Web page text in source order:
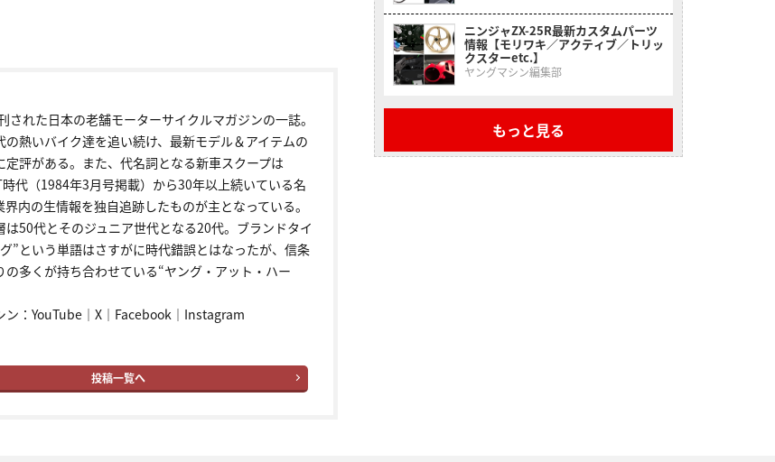
された日本の老舗モーターサイクルマガジンの一誌。
の熱いバイク達を追い続け、最新モデル＆アイテムの
定評がある。また、代名詞となる新車スクープは
代（1984年3月号掲載）から30年以上続いている名
内の生情報を独自追跡したものが主となっている。
は50代とそのジュニア世代となる20代。ブランドタイ
”という単語はさすがに時代錯誤とはなったが、信条
の多くが持ち合わせている“ヤング・アット・ハー
： YouTube｜ X｜ Facebook ｜ Instagram
投稿一覧へ
ニンジャZX-25R最新カスタムパーツ
情報【モリワキ／アクティブ／トリッ
クスターetc.】
ヤングマシン編集部
もっと見る